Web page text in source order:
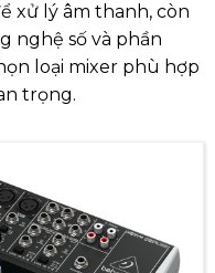
xử lý âm thanh, còn
nghệ số và phần
loại mixer phù hợp
trọng.